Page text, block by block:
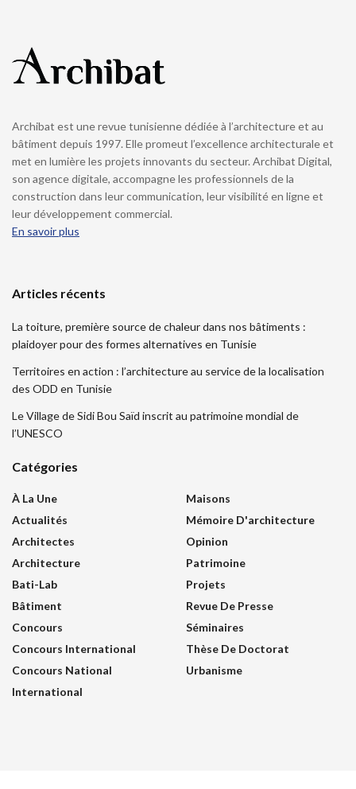
Archibat est une revue tunisienne dédiée à l’architecture et au
bâtiment depuis 1997. Elle promeut l’excellence architecturale et
met en lumière les projets innovants du secteur. Archibat Digital,
son agence digitale, accompagne les professionnels de la
construction dans leur communication, leur visibilité en ligne et
leur développement commercial.
En savoir plus
Articles récents
La toiture, première source de chaleur dans nos bâtiments :
plaidoyer pour des formes alternatives en Tunisie
Territoires en action : l’architecture au service de la localisation
des ODD en Tunisie
Le Village de Sidi Bou Saïd inscrit au patrimoine mondial de
l’UNESCO
Catégories
À La Une
Actualités
Architectes
Architecture
Bati-Lab
Bâtiment
Concours
Concours International
Concours National
International
Maisons
Mémoire D'architecture
Opinion
Patrimoine
Projets
Revue De Presse
Séminaires
Thèse De Doctorat
Urbanisme